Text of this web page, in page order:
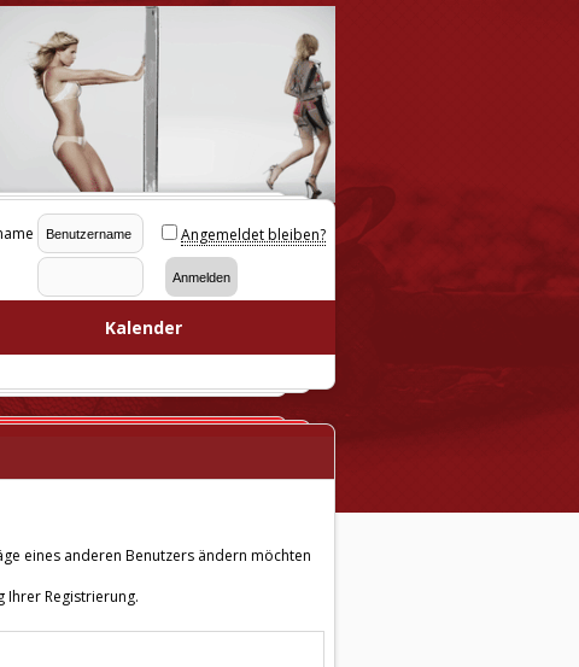
Angemeldet bleiben?
Kalender
eines anderen Benutzers ändern möchten
Ihrer Registrierung.